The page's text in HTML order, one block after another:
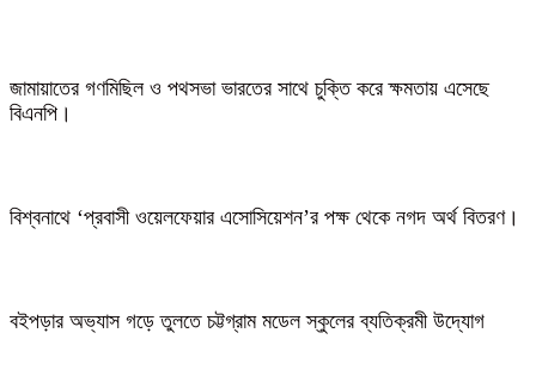
জামায়াতের গণমিছিল ও পথসভা ভারতের সাথে চুক্তি করে ক্ষমতায় এসেছে
বিএনপি।
বিশ্বনাথে ‘প্রবাসী ওয়েলফেয়ার এসোসিয়েশন’র পক্ষ থেকে নগদ অর্থ বিতরণ।
বইপড়ার অভ্যাস গড়ে তুলতে চট্টগ্রাম মডেল স্কুলের ব্যতিক্রমী উদ্যোগ